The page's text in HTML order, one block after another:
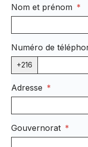
Nom et prénom *
Numéro de
+216
Adresse *
Gouvernorat *